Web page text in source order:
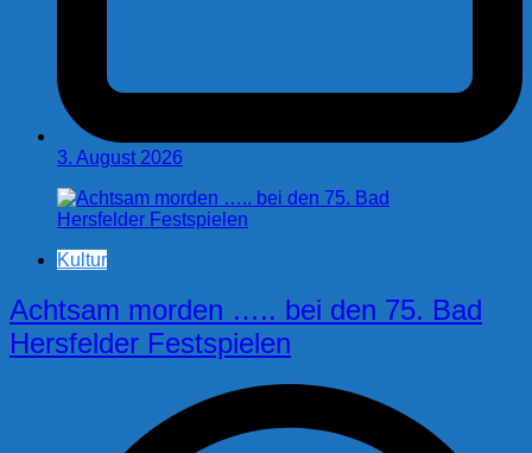
3. August 2026
Kultur
Achtsam morden ….. bei den 75. Bad
Hersfelder Festspielen